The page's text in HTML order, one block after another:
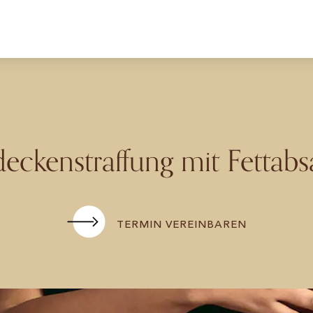
mit
TERMIN VEREINBAREN